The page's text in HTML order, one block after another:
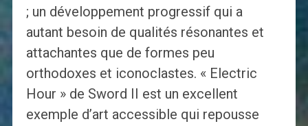
; un développement progressif qui a
autant besoin de qualités résonantes et
attachantes que de formes peu
orthodoxes et iconoclastes. « Electric
Hour » de Sword II est un excellent
exemple d’art accessible qui repousse